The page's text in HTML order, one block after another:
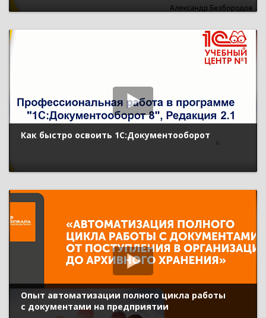
Как быстро освоить 1С:Документооборот
Опыт автоматизации полного цикла работы
с документами на предприятии